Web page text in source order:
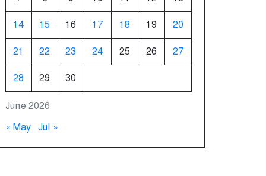
June 2026
14 15 16 17 18 19 20
21 22 23 24 25 26 27
28 29 30
« May Jul »